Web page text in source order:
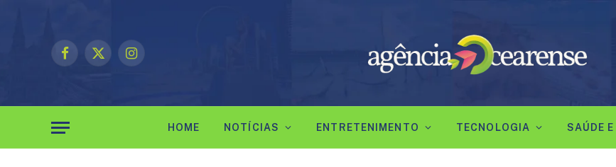
Facebook
X
Instagram
HOME NOTÍCIAS ENTRETENIMENTO TECNOLOGIA SAÚDE